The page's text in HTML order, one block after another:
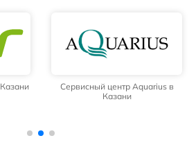
Сервисный центр Aquarius в
Казани